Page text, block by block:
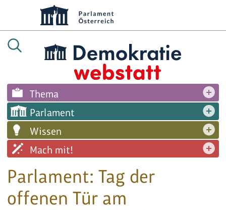
Thema
Parlament
Wissen
Mach mit!
Parlament: Tag der
offenen Tür am